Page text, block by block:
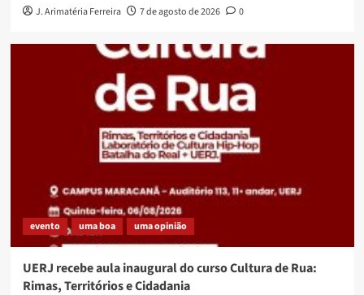
J. Arimatéria Ferreira 7 de agosto de 2026 0
evento uma boa uma opinião
UERJ recebe aula inaugural do curso Cultura de Rua:
Rimas, Territórios e Cidadania